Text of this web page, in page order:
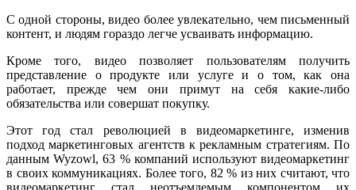
С одной стороны, видео более увлекательно, чем письменный
контент, и людям гораздо легче усваивать информацию.
Кроме того, видео позволяет пользователям получить
представление о продукте или услуге и о том, как она
работает, прежде чем они примут на себя какие-либо
обязательства или совершат покупку.
Этот год стал революцией в видеомаркетинге, изменив
подход маркетинговых агентств к рекламным стратегиям. По
данным Wyzowl, 63 % компаний используют видеомаркетинг
в своих коммуникациях. Более того, 82 % из них считают, что
видеомаркетинг стал неотъемлемым компонентом их